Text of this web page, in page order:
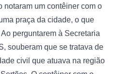
notaram um contêiner com o
praça da cidade, o que
perguntarem à Secretaria
souberam que se tratava de
civil que atuava na região